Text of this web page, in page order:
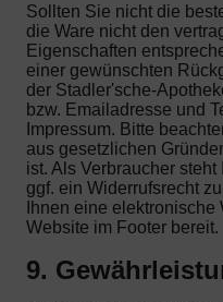
Sollten Sie nicht die
die Ware nicht den
Eigenschaften
einer gewünschten
der Stadler'sche-
bzw. Emailadresse und
Impressum. Bitte
aus gesetzlichen
ist. Als Verbraucher
ggf. ein Widerrufsrecht
Ihnen eine
Website im Footer bereit.
9.